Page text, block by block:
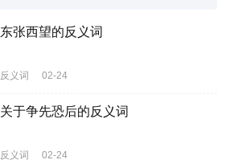
东张西望的反义词
反义词 02-24
关于争先恐后的反义词
反义词 02-24